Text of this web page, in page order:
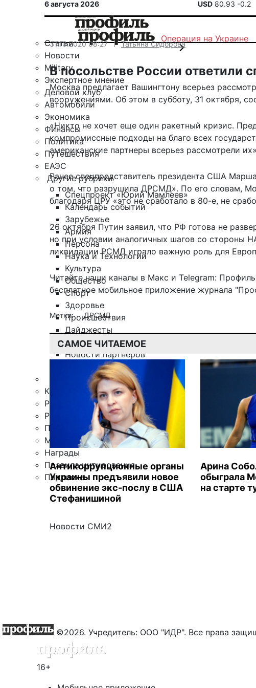
6 августа 2026 USD 80.93 -0.2
Статьи
Новости
Military
Экспертное мнение
Деловой клуб
Автомобили
Экономика
Финансы
Политика
Путешествия
ЕАЭС
Другие рубрики
Спецпроект «Юрий Мамлеев»
Календарь событий
Зарубежье
Армия
Персона
Наука и Технологии
Культура
Общество
Спорт
Здоровье
Происшествия
Дайджесты
Стиль жизни
Новости партнеров
Интересное
Контакты
Редакция
Рекламная служба
Поиск по сайту
Мобильное приложение
Награды
Правила цитирования
Подписка
Операция на Украине
31.10.2020 08:27 Татьяна Сидорова
В посольстве России
Москва предлагает Вашингтону всерьез
вооружениями. Об этом в субботу, 31 октября,
«Никто не хочет еще один ракетный кризис.
компромиссные подходы на благо всех
американские партнеры всерьез рассмотрели
Ранее спецпредставитель президента США
о том, что разрушила ДРСМД». По его словам,
благодаря ЦРУ «это не сработало в 80-е, не
26 октября Путин заявил, что РФ готова не
но при условии аналогичных шагов со стороны
ликвидации РСМД играло важную роль для
Читайте наши каналы в Макс и Telegram:
бесплатное мобильное приложение журнала
Метки: ДРСМД
САМОЕ ЧИТАЕМОЕ
Антикоррупционные органы
Украины предъявили новое
обвинение экс-послу в США
Стефанишиной
Арина
обыграла
на старте
Новости СМИ2
©2026. Учредитель: ООО "ИДР". Все права
16+